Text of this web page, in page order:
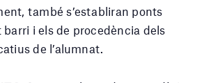
també s’establiran ponts
i els de procedència dels
de l’alumnat.